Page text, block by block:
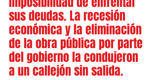
sus deudas. La recesión
económica y la eliminación
de la obra pública por parte
del gobierno la condujeron
a un callejón sin salida.